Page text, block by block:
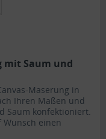
mit Saum und
Maserung in
Ihren Maßen und
Saum konfektioniert.
Wunsch einen